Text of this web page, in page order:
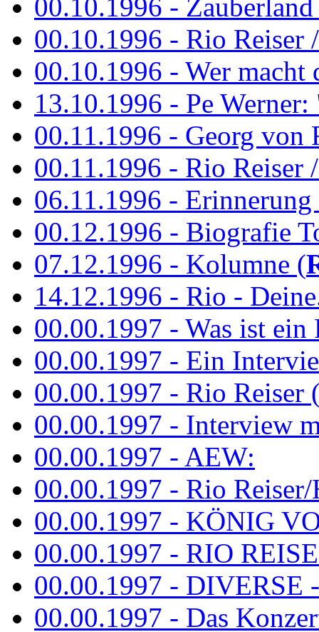
00.10.1996 -
00.10.1996 - Rio Reiser
00.10.1996 - Wer macht
13.10.1996 - Pe
00.11.1996 - Georg von
00.11.1996 - Rio Reiser
06.11.1996 -
00.12.1996 - Biografie
07.12.1996 - Kolumne (
14.12.1996 - Rio -
00.00.1997 - Was ist ein
00.00.1997 - Ein
00.00.1997 - Rio Reiser
00.00.1997 - Interview
00.00.1997 - AEW:
00.00.1997 - Rio Reiser/
00.00.1997 - KÖNIG
00.00.1997 - RIO
00.00.1997 - DIVERSE
00.00.1997 - Das